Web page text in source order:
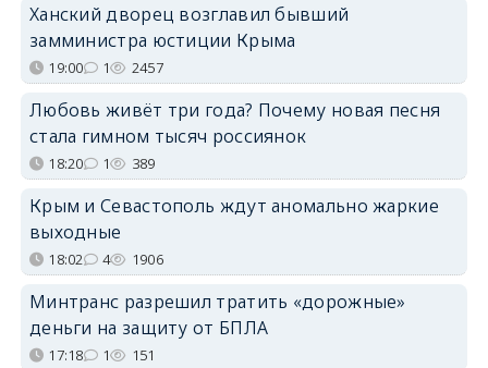
Ханский дворец возглавил бывший
замминистра юстиции Крыма
19:00 1 2457
Любовь живёт три года? Почему новая песня
стала гимном тысяч россиянок
18:20 1 389
Крым и Севастополь ждут аномально жаркие
выходные
18:02 4 1906
Минтранс разрешил тратить «дорожные»
деньги на защиту от БПЛА
17:18 1 151